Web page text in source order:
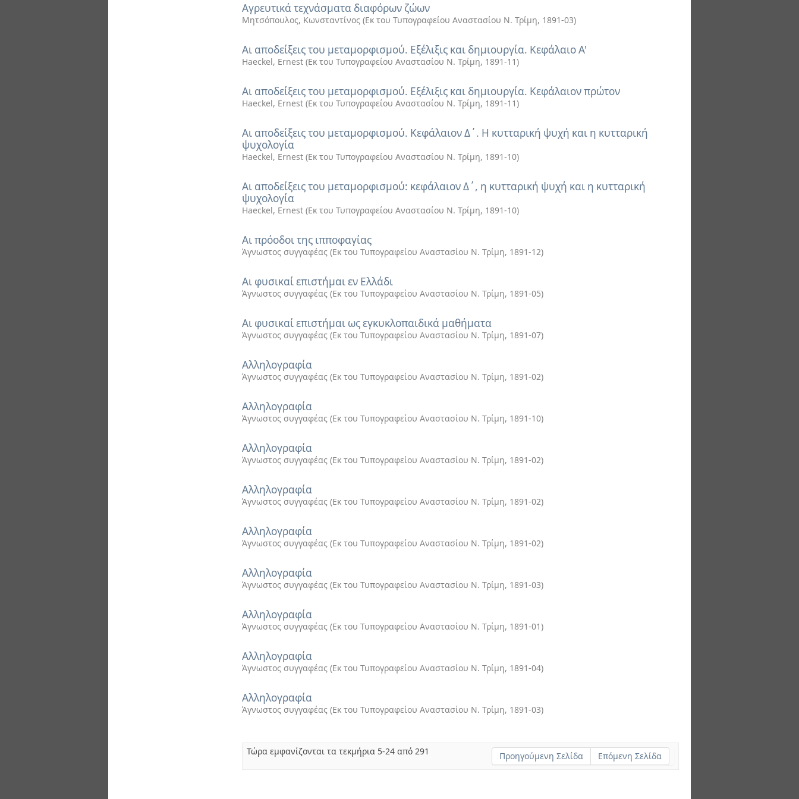
Αγρευτικά τεχνάσματα διαφόρων ζώων
Μητσόπουλος, Κωνσταντίνος (Εκ του Τυπογραφείου Αναστασίου Ν. Τρίμη, 1891-03)
Αι αποδείξεις του μεταμορφισμού. Εξέλιξις και δημιουργία. Κεφάλαιο Α'
Haeckel, Ernest (Εκ του Τυπογραφείου Αναστασίου Ν. Τρίμη, 1891-11)
Αι αποδείξεις του μεταμορφισμού. Εξέλιξις και δημιουργία. Κεφάλαιον πρώτον
Haeckel, Ernest (Εκ του Τυπογραφείου Αναστασίου Ν. Τρίμη, 1891-11)
Αι αποδείξεις του μεταμορφισμού. Κεφάλαιον Δ΄. Η κυτταρική ψυχή και η κυτταρική
ψυχολογία
Haeckel, Ernest (Εκ του Τυπογραφείου Αναστασίου Ν. Τρίμη, 1891-10)
Αι αποδείξεις του μεταμορφισμού: κεφάλαιον Δ΄, η κυτταρική ψυχή και η κυτταρική
ψυχολογία
Haeckel, Ernest (Εκ του Τυπογραφείου Αναστασίου Ν. Τρίμη, 1891-10)
Αι πρόοδοι της ιπποφαγίας
Άγνωστος συγγαφέας (Εκ του Τυπογραφείου Αναστασίου Ν. Τρίμη, 1891-12)
Αι φυσικαί επιστήμαι εν Ελλάδι
Άγνωστος συγγαφέας (Εκ του Τυπογραφείου Αναστασίου Ν. Τρίμη, 1891-05)
Αι φυσικαί επιστήμαι ως εγκυκλοπαιδικά μαθήματα
Άγνωστος συγγαφέας (Εκ του Τυπογραφείου Αναστασίου Ν. Τρίμη, 1891-07)
Αλληλογραφία
Άγνωστος συγγαφέας (Εκ του Τυπογραφείου Αναστασίου Ν. Τρίμη, 1891-02)
Αλληλογραφία
Άγνωστος συγγαφέας (Εκ του Τυπογραφείου Αναστασίου Ν. Τρίμη, 1891-10)
Αλληλογραφία
Άγνωστος συγγαφέας (Εκ του Τυπογραφείου Αναστασίου Ν. Τρίμη, 1891-02)
Αλληλογραφία
Άγνωστος συγγαφέας (Εκ του Τυπογραφείου Αναστασίου Ν. Τρίμη, 1891-02)
Αλληλογραφία
Άγνωστος συγγαφέας (Εκ του Τυπογραφείου Αναστασίου Ν. Τρίμη, 1891-02)
Αλληλογραφία
Άγνωστος συγγαφέας (Εκ του Τυπογραφείου Αναστασίου Ν. Τρίμη, 1891-03)
Αλληλογραφία
Άγνωστος συγγαφέας (Εκ του Τυπογραφείου Αναστασίου Ν. Τρίμη, 1891-01)
Αλληλογραφία
Άγνωστος συγγαφέας (Εκ του Τυπογραφείου Αναστασίου Ν. Τρίμη, 1891-04)
Αλληλογραφία
Άγνωστος συγγαφέας (Εκ του Τυπογραφείου Αναστασίου Ν. Τρίμη, 1891-03)
Τώρα εμφανίζονται τα τεκμήρια 5-24 από 291 Προηγούμενη Σελίδα Επόμενη Σελίδα